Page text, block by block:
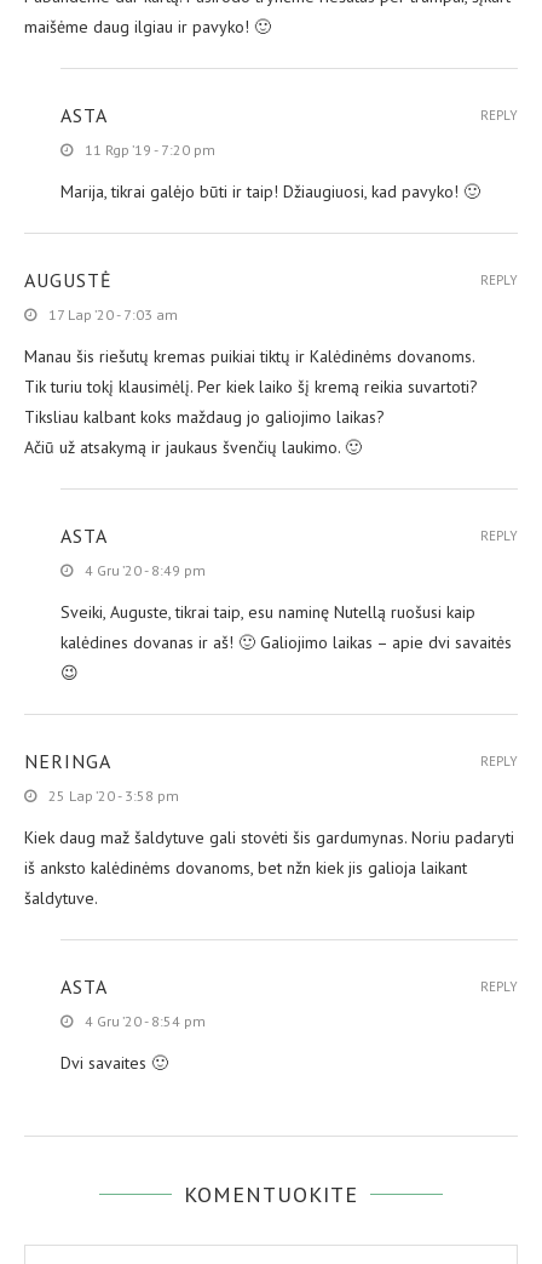
maišėme daug ilgiau ir pavyko! 🙂
ASTA
11 Rgp ’19 - 7:20 pm
Marija, tikrai galėjo būti ir taip! Džiaugiuosi, kad pavyko! 🙂
REPLY
AUGUSTĖ
17 Lap ’20 - 7:03 am
Manau šis riešutų kremas puikiai tiktų ir Kalėdinėms dovanoms.
Tik turiu tokį klausimėlį. Per kiek laiko šį kremą reikia suvartoti?
Tiksliau kalbant koks maždaug jo galiojimo laikas?
Ačiū už atsakymą ir jaukaus švenčių laukimo. 🙂
REPLY
ASTA
4 Gru ’20 - 8:49 pm
Sveiki, Auguste, tikrai taip, esu naminę Nutellą ruošusi kaip
kalėdines dovanas ir aš! 🙂 Galiojimo laikas – apie dvi savaitės
😉
REPLY
NERINGA
25 Lap ’20 - 3:58 pm
Kiek daug maž šaldytuve gali stovėti šis gardumynas. Noriu padaryti
iš anksto kalėdinėms dovanoms, bet nžn kiek jis galioja laikant
šaldytuve.
REPLY
ASTA
4 Gru ’20 - 8:54 pm
Dvi savaites 🙂
REPLY
KOMENTUOKITE